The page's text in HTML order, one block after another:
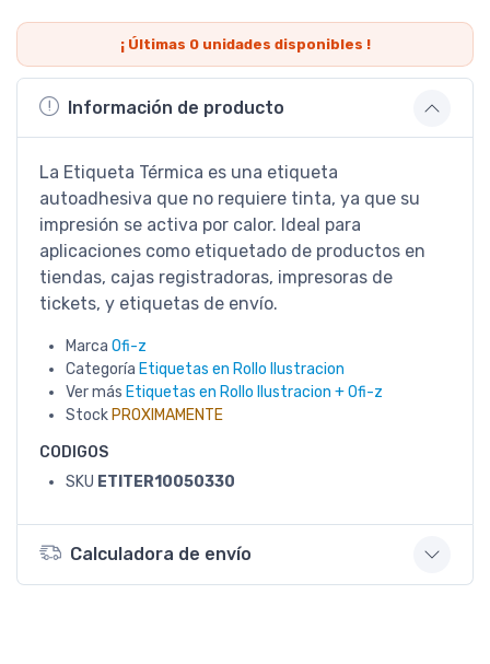
¡ Últimas 0unidades disponibles !
Información de producto
La Etiqueta Térmica es una etiqueta
autoadhesiva que no requiere tinta, ya que su
impresión se activa por calor. Ideal para
aplicaciones como etiquetado de productos en
tiendas, cajas registradoras, impresoras de
tickets, y etiquetas de envío.
Marca Ofi-z
Categoría Etiquetas en Rollo Ilustracion
Ver más Etiquetas en Rollo Ilustracion + Ofi-z
Stock PROXIMAMENTE
CODIGOS
SKU ETITER10050330
Calculadora de envío